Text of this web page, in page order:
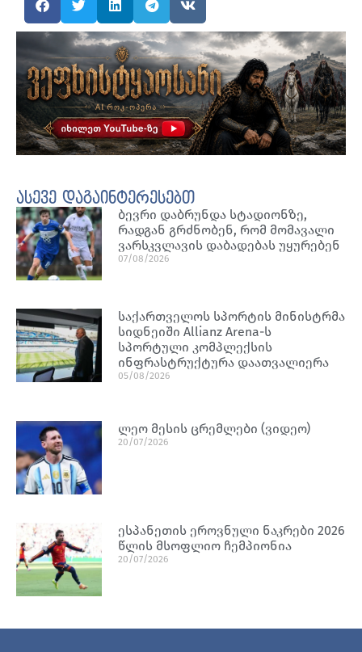
ასევე დაგაინტერესებთ
ბევრი დაბრუნდა სტადიონზე,
რადგან გრძნობენ, რომ მომავალი
ვარსკვლავის დაბადებას უყურებენ
07/08/2026
საქართველოს სპორტის მინისტრმა
სიდნეიში Allianz Arena-ს
სპორტული კომპლექსის
ინფრასტრუქტურა დაათვალიერა
05/08/2026
ლეო მესის ცრემლები (ვიდეო)
20/07/2026
ესპანეთის ეროვნული ნაკრები 2026
წლის მსოფლიო ჩემპიონია
20/07/2026